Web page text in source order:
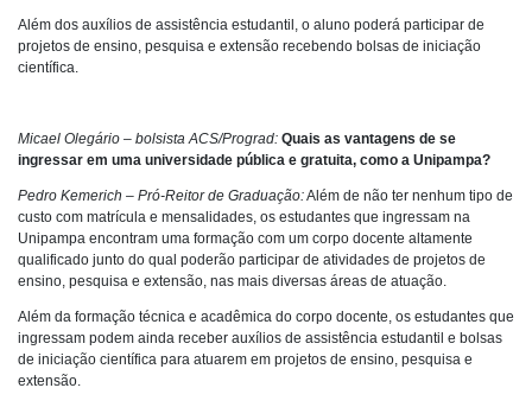
Além dos auxílios de assistência estudantil, o aluno poderá participar de
projetos de ensino, pesquisa e extensão recebendo bolsas de iniciação
científica.
Micael Olegário – bolsista ACS/Prograd: Quais as vantagens de se
ingressar em uma universidade pública e gratuita, como a Unipampa?
Pedro Kemerich – Pró-Reitor de Graduação:Além de não ter nenhum tipo de
custo com matrícula e mensalidades, os estudantes que ingressam na
Unipampa encontram uma formação com um corpo docente altamente
qualificado junto do qual poderão participar de atividades de projetos de
ensino, pesquisa e extensão, nas mais diversas áreas de atuação.
Além da formação técnica e acadêmica do corpo docente, os estudantes que
ingressam podem ainda receber auxílios de assistência estudantil e bolsas
de iniciação científica para atuarem em projetos de ensino, pesquisa e
extensão.